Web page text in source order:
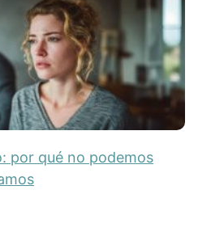
por qué no podemos